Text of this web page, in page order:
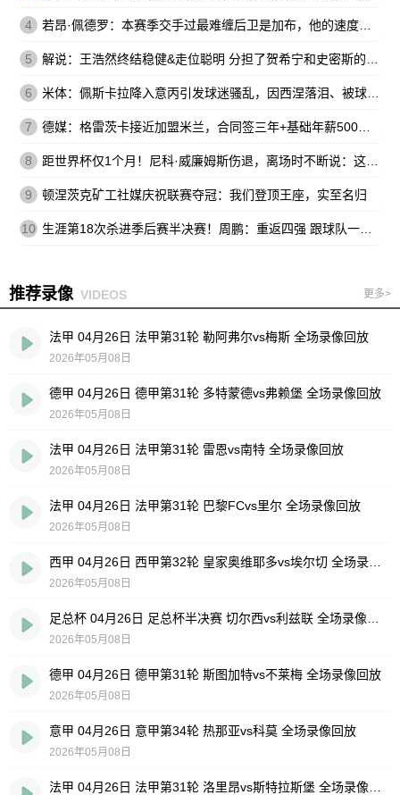
4 若昂·佩德罗：本赛季交手过最难缠后卫是加布，他的速度让我惊讶
5 解说：王浩然终结稳健&走位聪明 分担了贺希宁和史密斯的进攻压力
6 米体：佩斯卡拉降入意丙引发球迷骚乱，因西涅落泪、被球迷嘘
7 德媒：格雷茨卡接近加盟米兰，合同签三年+基础年薪500万欧
8 距世界杯仅1个月！尼科·威廉姆斯伤退，离场时不断说：这不可能
9 顿涅茨克矿工社媒庆祝联赛夺冠：我们登顶王座，实至名归
10 生涯第18次杀进季后赛半决赛！周鹏：重返四强 跟球队一起拼到底
推荐录像 VIDEOS 更多>
法甲 04月26日 法甲第31轮 勒阿弗尔vs梅斯 全场录像回放
2026年05月08日
德甲 04月26日 德甲第31轮 多特蒙德vs弗赖堡 全场录像回放
2026年05月08日
法甲 04月26日 法甲第31轮 雷恩vs南特 全场录像回放
2026年05月08日
法甲 04月26日 法甲第31轮 巴黎FCvs里尔 全场录像回放
2026年05月08日
2026年05月08日
2026年05月08日
德甲 04月26日 德甲第31轮 斯图加特vs不莱梅 全场录像回放
2026年05月08日
意甲 04月26日 意甲第34轮 热那亚vs科莫 全场录像回放
2026年05月08日